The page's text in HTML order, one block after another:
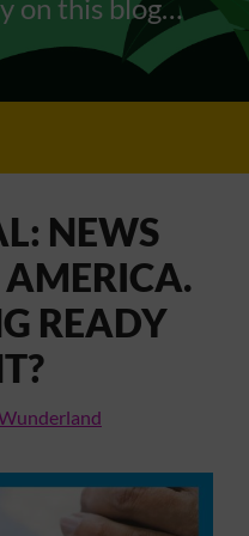
on this blog…
NEWS
READY